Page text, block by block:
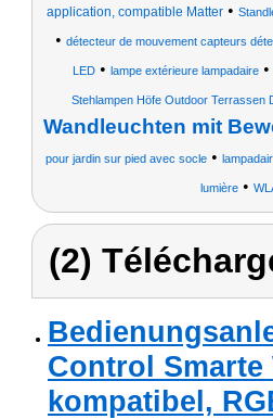
application, compatible Matter•
• détecteur de mouvement capteurs
LED• lampe extérieure lampadaire•
Stehlampen Höfe Outdoor Terrassen
Wandleuchten mit
pour jardin sur pied avec socle •
lumière •
(2)
Control Smarte
kompatibel,